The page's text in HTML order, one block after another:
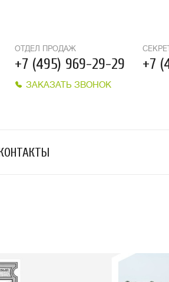
+7
ОТДЕЛ ПРОДАЖ
+7 (495) 969-29-29
ЗАКАЗАТЬ ЗВОНОК